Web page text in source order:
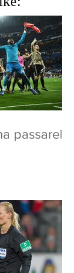
passarela